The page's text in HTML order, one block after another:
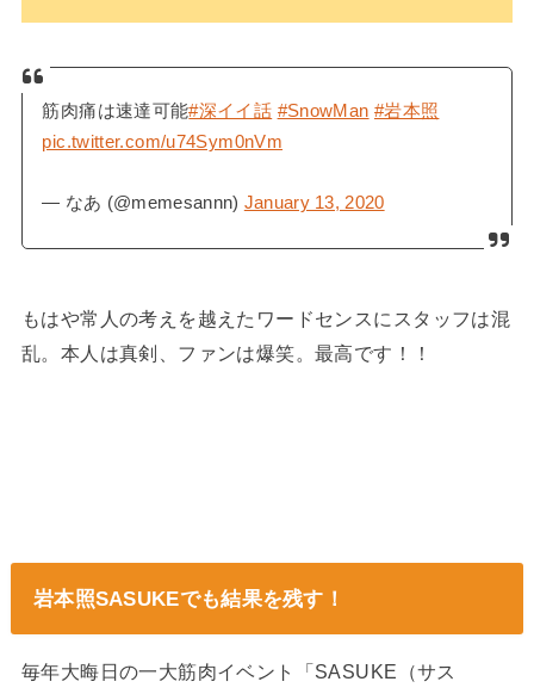
筋肉痛は速達可能#深イイ話 #SnowMan #岩本照
pic.twitter.com/u74Sym0nVm
— なあ (@memesannn) January 13, 2020
もはや常人の考えを越えたワードセンスにスタッフは混
乱。本人は真剣、ファンは爆笑。最高です！！
岩本照SASUKEでも結果を残す！
毎年大晦日の一大筋肉イベント「SASUKE（サス